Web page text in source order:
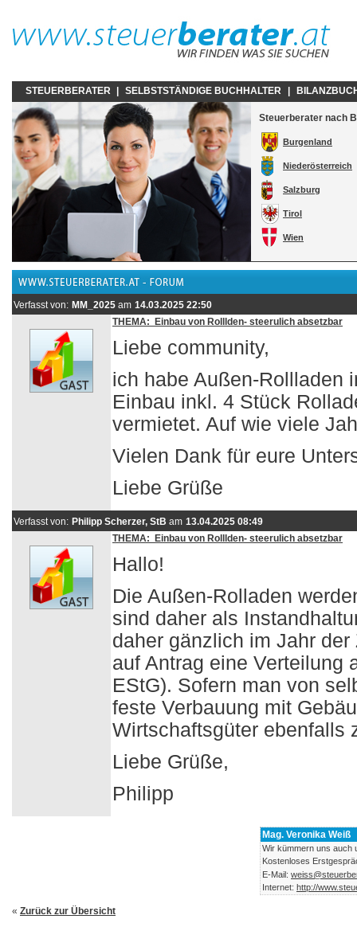
STEUERBERATER SELBSTSTÄNDIGE BUCHHALTER
Steuerberater nach
Burgenland
Niederösterreich
Salzburg
Tirol
Wien
Verfasst von: MM_2025 am 14.03.2025 22:50
THEMA: Einbau von Rolllden- steerulich absetzbar
Liebe community,
ich habe Außen-Rollladen
Einbau inkl. 4 Stück
vermietet. Auf wie viele
Vielen Dank für eure
Liebe Grüße
Verfasst von: Philipp Scherzer, StB am 13.04.2025 08:49
THEMA: Einbau von Rolllden- steerulich absetzbar
Hallo!
Die Außen-Rolladen
sind daher als
daher gänzlich im Jahr
auf Antrag eine Verteilung
EStG). Sofern man von
feste Verbauung mit
Wirtschaftsgüter ebenfalls
Liebe Grüße,
Philipp
Mag. Veronika Weiß
Wir kümmern uns auch
Kostenloses
E-Mail:
Internet: http://
« Zurück zur Übersicht